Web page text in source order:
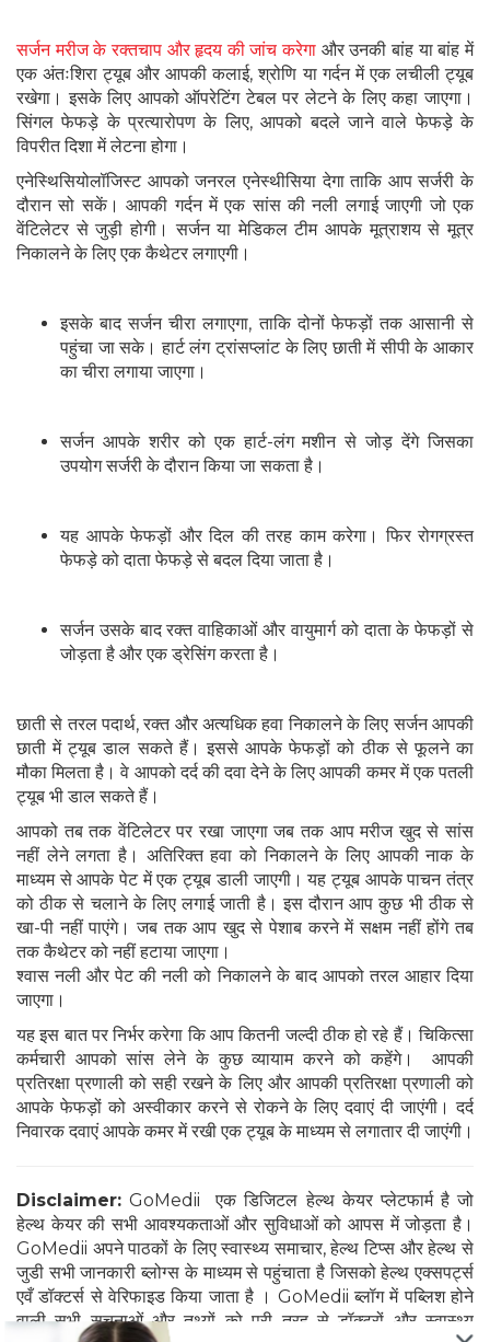
सर्जन मरीज के रक्तचाप और हृदय की जांच करेगा और उनकी बांह या बांह में
एक अंतःशिरा ट्यूब और आपकी कलाई, श्रोणि या गर्दन में एक लचीली ट्यूब
रखेगा। इसके लिए आपको ऑपरेटिंग टेबल पर लेटने के लिए कहा जाएगा।
सिंगल फेफड़े के प्रत्यारोपण के लिए, आपको बदले जाने वाले फेफड़े के
विपरीत दिशा में लेटना होगा।
एनेस्थिसियोलॉजिस्ट आपको जनरल एनेस्थीसिया देगा ताकि आप सर्जरी के
दौरान सो सकें। आपकी गर्दन में एक सांस की नली लगाई जाएगी जो एक
वेंटिलेटर से जुड़ी होगी। सर्जन या मेडिकल टीम आपके मूत्राशय से मूत्र
निकालने के लिए एक कैथेटर लगाएगी।
इसके बाद सर्जन चीरा लगाएगा, ताकि दोनों फेफड़ों तक आसानी से
पहुंचा जा सके। हार्ट लंग ट्रांसप्लांट के लिए छाती में सीपी के आकार
का चीरा लगाया जाएगा।
सर्जन आपके शरीर को एक हार्ट-लंग मशीन से जोड़ देंगे जिसका
उपयोग सर्जरी के दौरान किया जा सकता है।
यह आपके फेफड़ों और दिल की तरह काम करेगा। फिर रोगग्रस्त
फेफड़े को दाता फेफड़े से बदल दिया जाता है।
सर्जन उसके बाद रक्त वाहिकाओं और वायुमार्ग को दाता के फेफड़ों से
जोड़ता है और एक ड्रेसिंग करता है।
छाती से तरल पदार्थ, रक्त और अत्यधिक हवा निकालने के लिए सर्जन आपकी
छाती में ट्यूब डाल सकते हैं। इससे आपके फेफड़ों को ठीक से फूलने का
मौका मिलता है। वे आपको दर्द की दवा देने के लिए आपकी कमर में एक पतली
ट्यूब भी डाल सकते हैं।
आपको तब तक वेंटिलेटर पर रखा जाएगा जब तक आप मरीज खुद से सांस
नहीं लेने लगता है। अतिरिक्त हवा को निकालने के लिए आपकी नाक के
माध्यम से आपके पेट में एक ट्यूब डाली जाएगी। यह ट्यूब आपके पाचन तंत्र
को ठीक से चलाने के लिए लगाई जाती है। इस दौरान आप कुछ भी ठीक से
खा-पी नहीं पाएंगे। जब तक आप खुद से पेशाब करने में सक्षम नहीं होंगे तब
तक कैथेटर को नहीं हटाया जाएगा।
श्वास नली और पेट की नली को निकालने के बाद आपको तरल आहार दिया
जाएगा।
यह इस बात पर निर्भर करेगा कि आप कितनी जल्दी ठीक हो रहे हैं। चिकित्सा
कर्मचारी आपको सांस लेने के कुछ व्यायाम करने को कहेंगे। आपकी
प्रतिरक्षा प्रणाली को सही रखने के लिए और आपकी प्रतिरक्षा प्रणाली को
आपके फेफड़ों को अस्वीकार करने से रोकने के लिए दवाएं दी जाएंगी। दर्द
निवारक दवाएं आपके कमर में रखी एक ट्यूब के माध्यम से लगातार दी जाएंगी।
Disclaimer: GoMedii एक डिजिटल हेल्थ केयर प्लेटफार्म है जो
हेल्थ केयर की सभी आवश्यकताओं और सुविधाओं को आपस में जोड़ता है।
GoMedii अपने पाठकों के लिए स्वास्थ्य समाचार, हेल्थ टिप्स और हेल्थ से
जुडी सभी जानकारी ब्लोग्स के माध्यम से पहुंचाता है जिसको हेल्थ एक्सपर्ट्स
एवँ डॉक्टर्स से वेरिफाइड किया जाता है । GoMedii ब्लॉग में पब्लिश होने
वाली सभी सूचनाओं और तथ्यों को पूरी तरह से डॉक्टरों और स्वास्थ्य